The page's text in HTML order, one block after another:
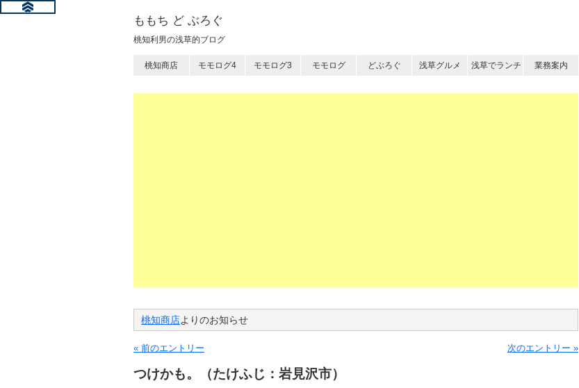
ももち ど ぶろぐ
桃知利男の浅草的ブログ
桃知商店 モモログ4 モモログ3 モモログ どぶろぐ 浅草グルメ 浅草でランチ 業務案内
桃知商店よりのお知らせ
« 前のエントリー 次のエントリー »
つけかも。（たけふじ：岩見沢市）